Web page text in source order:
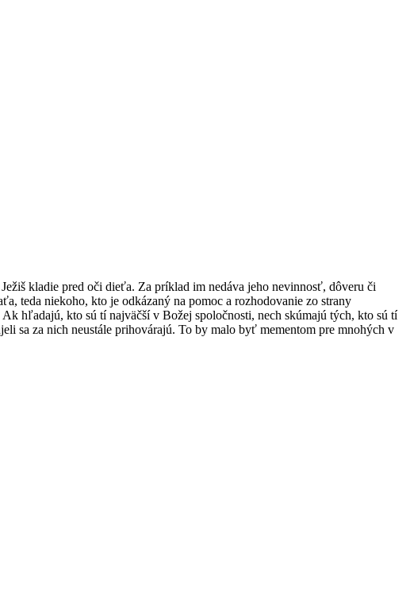
kladie pred oči dieťa. Za príklad im nedáva jeho nevinnosť, dôveru či
teda niekoho, kto je odkázaný na pomoc a rozhodovanie zo strany
hľadajú, kto sú tí najväčší v Božej spoločnosti, nech skúmajú tých, kto sú tí
sa za nich neustále prihovárajú. To by malo byť mementom pre mnohých v